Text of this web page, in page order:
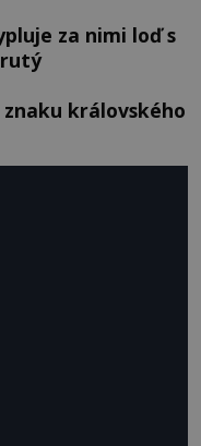
za nimi loď s
královského